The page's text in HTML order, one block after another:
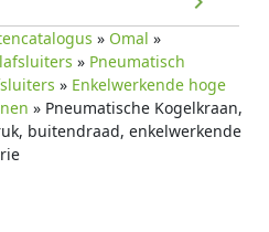
» Omal »
» Pneumatisch
» Enkelwerkende hoge
» Pneumatische Kogelkraan,
buitendraad, enkelwerkende